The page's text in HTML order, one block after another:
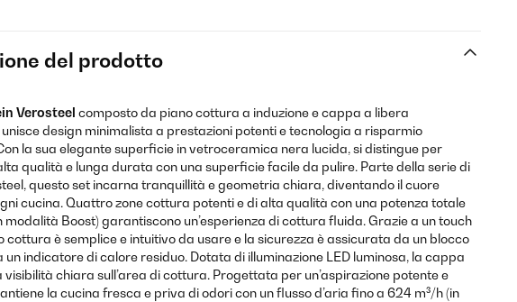
del prodotto
Verosteel composto da piano cottura a induzione e cappa a libera
design minimalista a prestazioni potenti e tecnologia a risparmio
la sua elegante superficie in vetroceramica nera lucida, si distingue per
qualità e lunga durata con una superficie facile da pulire. Parte della serie di
questo set incarna tranquillità e geometria chiara, diventando il cuore
cucina. Quattro zone cottura potenti e di alta qualità con una potenza totale
modalità Boost) garantiscono un’esperienza di cottura fluida. Grazie a un touch
cottura è semplice e intuitivo da usare e la sicurezza è assicurata da un blocco
un indicatore di calore residuo. Dotata di illuminazione LED luminosa, la cappa
visibilità chiara sull’area di cottura. Progettata per un’aspirazione potente e
la cucina fresca e priva di odori con un flusso d’aria fino a 624 m³/h (in